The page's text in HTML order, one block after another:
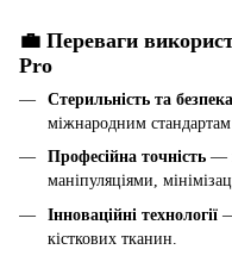
💼 Переваги
Pro
Стерильність та безпека
міжнародним
Професійна точність —
маніпуляціями,
Інноваційні технології
кісткових тканин.